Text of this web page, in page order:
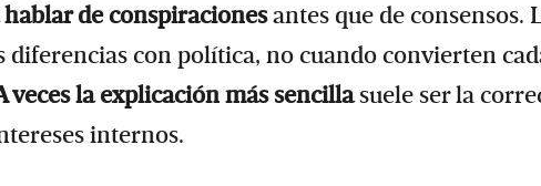
de conspiracionesantes que de consensos.
con política, no cuando convierten
veces la explicación más sencillasuele ser la
internos.